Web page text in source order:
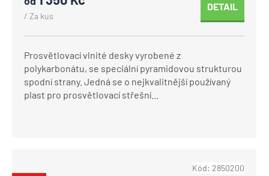
/ Za kus
DETAIL
Prosvětlovací vlnité desky vyrobené z
polykarbonátu, se speciální pyramidovou strukturou
spodní strany. Jedná se o nejkvalitnější používaný
plast pro prosvětlovací střešní...
Kód: 2850200